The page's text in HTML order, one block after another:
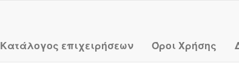
Κατάλογος επιχειρήσεων Όροι Χρήσης